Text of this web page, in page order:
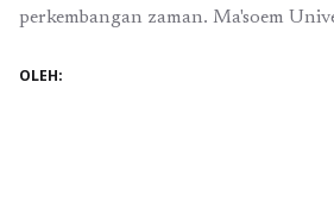
perkembangan zaman. Ma'soem
nilai-nilai Islami dan pendekatan
OLEH: